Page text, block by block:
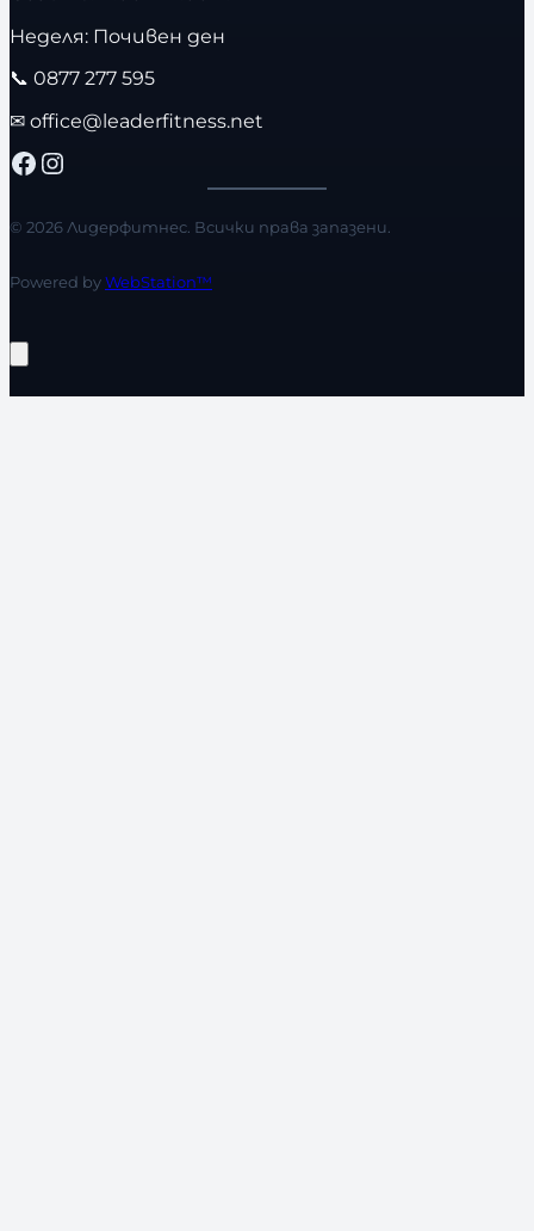
Неделя: Почивен ден
📞 0877 277 595
✉ office@leaderfitness.net
Facebook Instagram
© 2026 Лидерфитнес. Всички права запазени.
Powered byWebStation™